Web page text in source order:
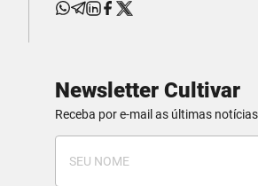
Newsletter Cultivar
Receba por e-mail as últimas